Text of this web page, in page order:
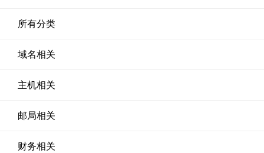
所有分类
域名相关
主机相关
邮局相关
财务相关